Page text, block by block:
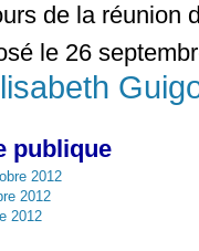
de la réunion
le 26
publique
2012
2012
2012